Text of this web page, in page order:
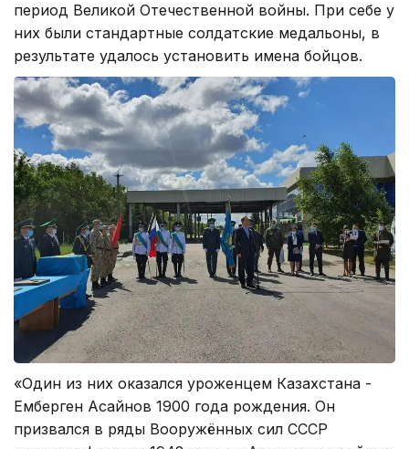
период Великой Отечественной войны. При себе у
них были стандартные солдатские медальоны, в
результате удалось установить имена бойцов.
«Один из них оказался уроженцем Казахстана -
Емберген Асайнов 1900 года рождения. Он
призвался в ряды Вооружённых сил СССР